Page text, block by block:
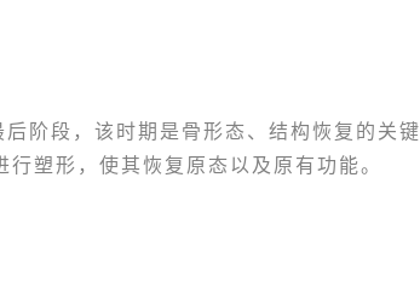
阶段，该时期是骨形态、结构恢复的关键
塑形，使其恢复原态以及原有功能。